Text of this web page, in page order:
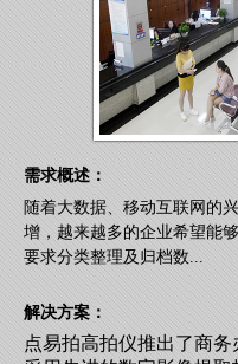
需求概述：
随着大数据、移动互联网的
增，越来越多的企业希望能
要求分类整理及归档数...
解决方案：
点易拍高拍仪推出了商